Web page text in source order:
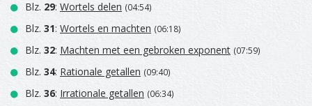
Blz. 29: Wortels delen (04:54)
Blz. 31: Wortels en machten (06:18)
Blz. 32: Machten met een gebroken exponent (07:59)
Blz. 34: Rationale getallen (09:40)
Blz. 36: Irrationale getallen (06:34)